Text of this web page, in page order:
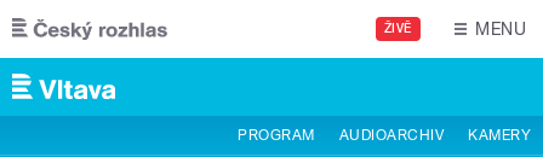
Přejít k hlavnímu obsahu
ŽIVĚ MENU
PROGRAM AUDIOARCHIV KAMERY